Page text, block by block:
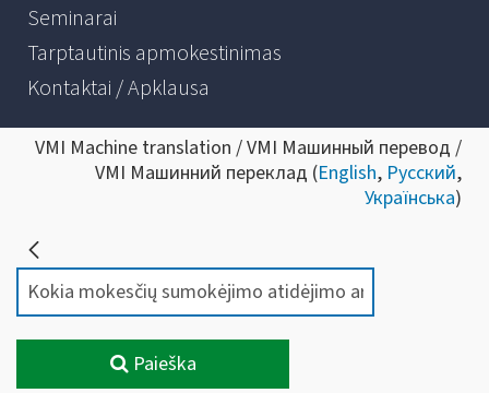
Seminarai
Tarptautinis apmokestinimas
Kontaktai / Apklausa
VMI Machine translation / VMI Машинный перевод /
VMI Машинний переклад (English, Русский,
Українська)
Paieška